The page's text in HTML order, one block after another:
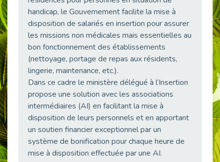
Publié le 04/05/2026
Le taux d’emploi direct dans la fonction publique dépasse 6 % en 2025
Publié le 04/05/2026
L'alternance : un tremplin vers l'emploi aussi pour les personnes en situation de handicap
Publié le 01/05/2026
Témoignage : Le parcours de Marc, 44 ans
Publié le 30/04/2026
Publié le 29/04/2026
Optimiser son CV lorsqu’on est en situation de handicap
Publié le 29/04/2026
handicap, le Gouvernement facilite la mise à
disposition de salariés en insertion pour assurer
les missions non médicales mais essentielles au
bon fonctionnement des établissements
(nettoyage, portage de repas aux résidents,
lingerie, maintenance, etc.).
Dans ce cadre le ministère délégué à l’Insertion
propose une solution avec les associations
intermédiaires (AI) en facilitant la mise à
disposition de leurs personnels et en apportant
un soutien financier exceptionnel par un
système de bonification pour chaque heure de
mise à disposition effectuée par une AI.